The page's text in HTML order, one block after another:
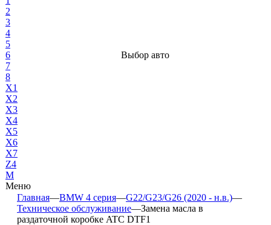
2
3
4
5
6
7
8
X1
X2
X3
X4
X5
X6
X7
Z4
М
Меню
Выбор авто
Главная—BMW 4 серия—G22/G23/G26 (2020 - н.в.)—
Техническое обслуживание—Замена масла в
раздаточной коробке ATC DTF1